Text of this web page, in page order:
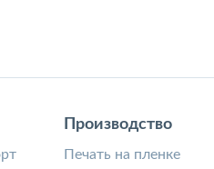
Производство
Печать на пленке